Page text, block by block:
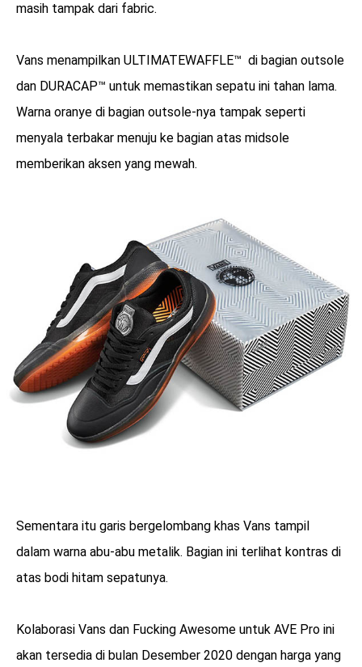
masih tampak dari fabric.
Vans menampilkan ULTIMATEWAFFLE™ di bagian outsole
dan DURACAP™ untuk memastikan sepatu ini tahan lama.
Warna oranye di bagian outsole-nya tampak seperti
menyala terbakar menuju ke bagian atas midsole
memberikan aksen yang mewah.
Sementara itu garis bergelombang khas Vans tampil
dalam warna abu-abu metalik. Bagian ini terlihat kontras di
atas bodi hitam sepatunya.
Kolaborasi Vans dan Fucking Awesome untuk AVE Pro ini
akan tersedia di bulan Desember 2020 dengan harga yang